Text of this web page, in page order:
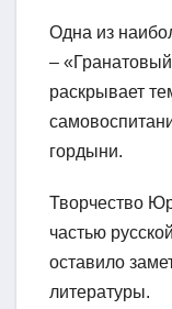
Одна из
–
раскрывает
гордыни.
Творчество
частью
оставило
литературы.